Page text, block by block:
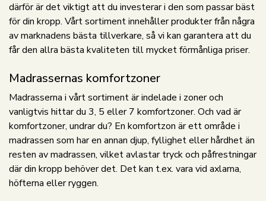
därför är det viktigt att du investerar i den som passar bäst
för din kropp. Vårt sortiment innehåller produkter från några
av marknadens bästa tillverkare, så vi kan garantera att du
får den allra bästa kvaliteten till mycket förmånliga priser.
Madrassernas komfortzoner
Madrasserna i vårt sortiment är indelade i zoner och
vanligtvis hittar du 3, 5 eller 7 komfortzoner. Och vad är
komfortzoner, undrar du? En komfortzon är ett område i
madrassen som har en annan djup, fyllighet eller hårdhet än
resten av madrassen, vilket avlastar tryck och påfrestningar
där din kropp behöver det. Det kan t.ex. vara vid axlarna,
höfterna eller ryggen.